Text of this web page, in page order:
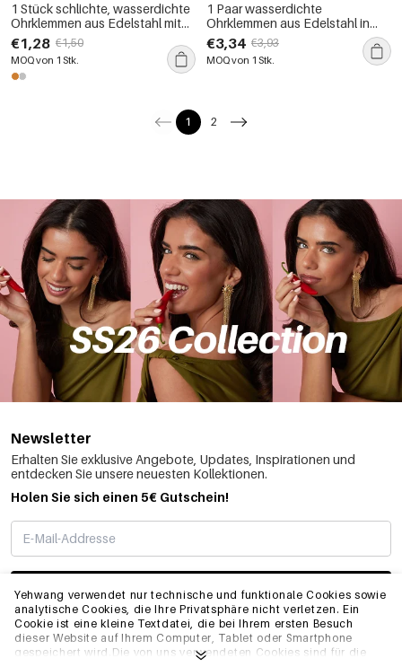
Yehwang verwendet nur technische und funktionale Cookies sowie
analytische Cookies, die Ihre Privatsphäre nicht verletzen. Ein
Cookie ist eine kleine Textdatei, die bei Ihrem ersten Besuch
dieser Website auf Ihrem Computer, Tablet oder Smartphone
gespeichert wird.Die von uns verwendeten Cookies sind für die
1 Stück schlichte, wasserdichte
Ohrklemmen aus Edelstahl mit
Blumenmuster in Goldfarbe für
Damen
€1,28 €1,50
MOQ von 1 Stk.
1 Paar wasserdichte
Ohrklemmen aus Edelstahl in
Goldfarbe
€3,34 €3,93
MOQ von 1 Stk.
1 2
Newsletter
Erhalten Sie exklusive Angebote, Updates, Inspirationen und
entdecken Sie unsere neuesten Kollektionen.
Holen Sie sich einen 5€ Gutschein!
ABONNIEREN
INFO